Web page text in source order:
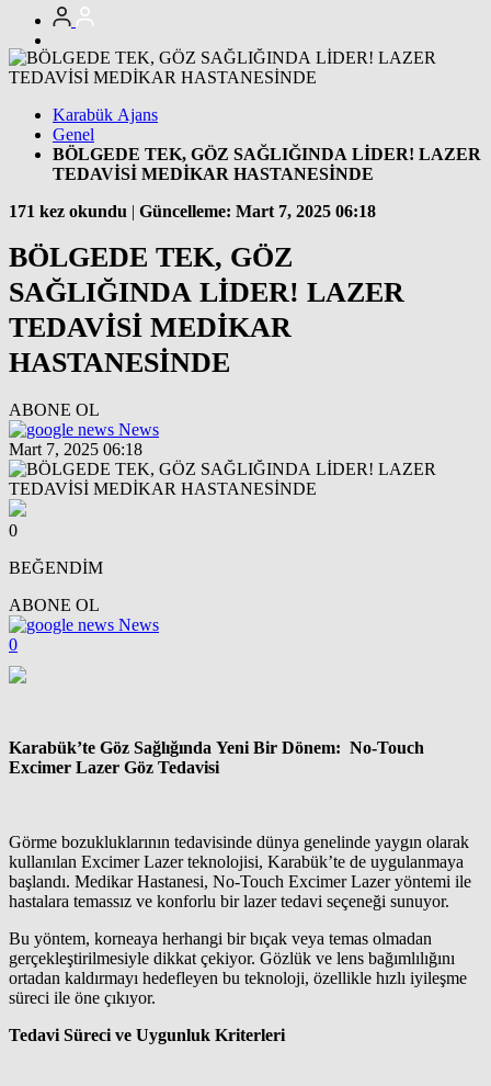
Karabük Ajans
Genel
BÖLGEDE TEK, GÖZ SAĞLIĞINDA LİDER! LAZER
TEDAVİSİ MEDİKAR HASTANESİNDE
171 kez okundu | Güncelleme: Mart 7, 2025 06:18
BÖLGEDE TEK, GÖZ
SAĞLIĞINDA LİDER! LAZER
TEDAVİSİ MEDİKAR
HASTANESİNDE
ABONE OL
News
Mart 7, 2025 06:18
0
BEĞENDİM
ABONE OL
News
0
Karabük’te Göz Sağlığında Yeni Bir Dönem: No-Touch
Excimer Lazer Göz Tedavisi
Görme bozukluklarının tedavisinde dünya genelinde yaygın olarak
kullanılan Excimer Lazer teknolojisi, Karabük’te de uygulanmaya
başlandı. Medikar Hastanesi, No-Touch Excimer Lazer yöntemi ile
hastalara temassız ve konforlu bir lazer tedavi seçeneği sunuyor.
Bu yöntem, korneaya herhangi bir bıçak veya temas olmadan
gerçekleştirilmesiyle dikkat çekiyor. Gözlük ve lens bağımlılığını
ortadan kaldırmayı hedefleyen bu teknoloji, özellikle hızlı iyileşme
süreci ile öne çıkıyor.
Tedavi Süreci ve Uygunluk Kriterleri